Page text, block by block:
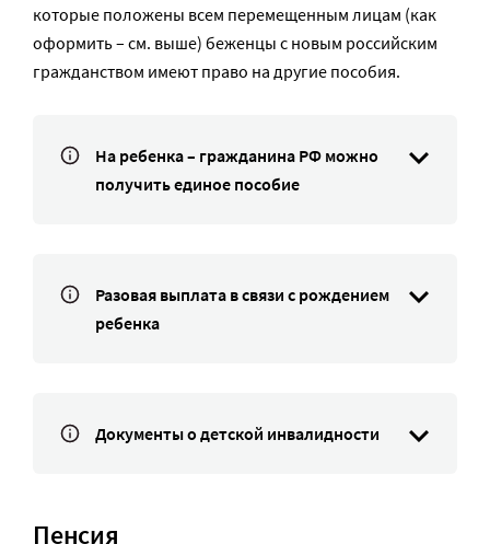
которые положены всем перемещенным лицам (как
оформить – см. выше) беженцы с новым российским
гражданством имеют право на другие пособия.
На ребенка – гражданина РФ можно
получить единое пособие
Разовая выплата в связи с рождением
ребенка
Документы о детской инвалидности
Пенсия